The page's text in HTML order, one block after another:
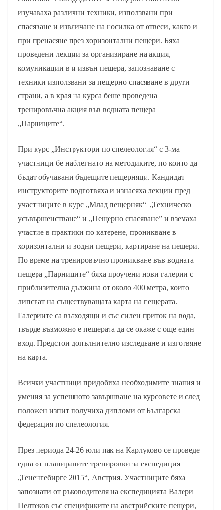
изучаваха различни техники, използвани при
спасяване и извличане на носилка от отвеси, както и
при пренасяне през хоризонтални пещери. Бяха
проведени лекции за организиране на акция,
комуникации в и извън пещера, запознаване с
техники използвани за пещерно спасяване в други
страни, а в края на курса беше проведена
тренировъчна акция във водната пещера
„Парниците“.
При курс „Инструктори по спелеология“ с 3-ма
участници бе наблегнато на методиките, по които да
бъдат обучавани бъдещите пещерняци. Кандидат
инструкторите подготвяха и изнасяха лекции пред
участниците в курс „Млад пещерняк“, „Техническо
усъвършенстване“ и „Пещерно спасяване” и вземаха
участие в практики по катерене, проникване в
хоризонтални и водни пещери, картиране на пещери.
По време на тренировъчно проникване във водната
пещера „Парниците“ бяха проучени нови галерии с
приблизителна дължина от около 400 метра, които
липсват на съществуващата карта на пещерата.
Галериите са възходящи и със силен приток на вода,
твърде възможно е пещерата да се окаже с още един
вход. Предстои допълнително изследване и изготвяне
на карта.
Всички участници придобиха необходимите знания и
умения за успешното завършване на курсовете и след
положен изпит получиха дипломи от Българска
федерация по спелеология.
През периода 24-26 юли пак на Карлуково се проведе
една от планираните тренировки за експедиция
„Тененгебирге 2015“, Австрия. Участниците бяха
запознати от ръководителя на експедицията Валери
Пелтеков със спецификите на австрийските пещери,